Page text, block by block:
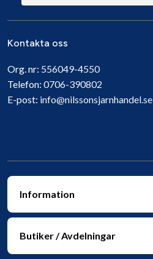
Kontakta oss
Org. nr: 556049-4550
Telefon: 0706-390802
E-post: info@nilssonsjarnhandel.se
Information
Butiker / Avdelningar